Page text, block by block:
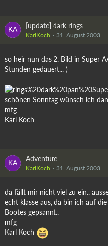
[update] dark rings
KarlKoch 31. August 2003
so heir nun das 2. Bild in Super
Stunden gedauert... )
schönen Sonntag wünsch ich
mfg
Karl Koch
Adventure
KarlKoch 31. August 2003
da fällt mir nicht viel zu ein..
echt klasse aus, da bin ich auf
Bootes gepsannt..
mfg
Karl Koch